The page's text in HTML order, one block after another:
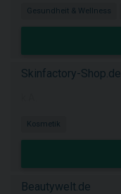
Gesundheit & Wellness
Skinfactory-Shop.de
Kosmetik
Beautywelt.de